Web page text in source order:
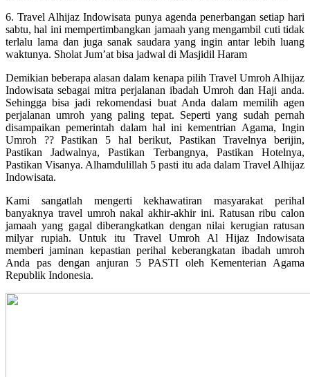
6. Travel Alhijaz Indowisata punya agenda penerbangan setiap hari
sabtu, hal ini mempertimbangkan jamaah yang mengambil cuti tidak
terlalu lama dan juga sanak saudara yang ingin antar lebih luang
waktunya. Sholat Jum’at bisa jadwal di Masjidil Haram
Demikian beberapa alasan dalam kenapa pilih Travel Umroh Alhijaz
Indowisata sebagai mitra perjalanan ibadah Umroh dan Haji anda.
Sehingga bisa jadi rekomendasi buat Anda dalam memilih agen
perjalanan umroh yang paling tepat. Seperti yang sudah pernah
disampaikan pemerintah dalam hal ini kementrian Agama, Ingin
Umroh ?? Pastikan 5 hal berikut, Pastikan Travelnya berijin,
Pastikan Jadwalnya, Pastikan Terbangnya, Pastikan Hotelnya,
Pastikan Visanya. Alhamdulillah 5 pasti itu ada dalam Travel Alhijaz
Indowisata.
Kami sangatlah mengerti kekhawatiran masyarakat perihal
banyaknya travel umroh nakal akhir-akhir ini. Ratusan ribu calon
jamaah yang gagal diberangkatkan dengan nilai kerugian ratusan
milyar rupiah. Untuk itu Travel Umroh Al Hijaz Indowisata
memberi jaminan kepastian perihal keberangkatan ibadah umroh
Anda pas dengan anjuran 5 PASTI oleh Kementerian Agama
Republik Indonesia.